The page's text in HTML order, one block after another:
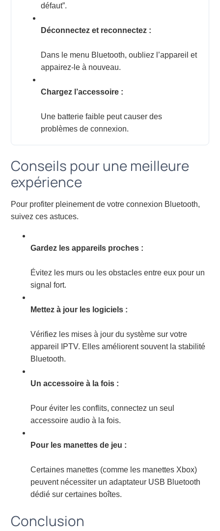
défaut”.
Déconnectez et reconnectez :
Dans le menu Bluetooth, oubliez l’appareil et
appairez-le à nouveau.
Chargez l’accessoire :
Une batterie faible peut causer des
problèmes de connexion.
Conseils pour une meilleure
expérience
Pour profiter pleinement de votre connexion Bluetooth,
suivez ces astuces.
Gardez les appareils proches :
Évitez les murs ou les obstacles entre eux pour un
signal fort.
Mettez à jour les logiciels :
Vérifiez les mises à jour du système sur votre
appareil IPTV. Elles améliorent souvent la stabilité
Bluetooth.
Un accessoire à la fois :
Pour éviter les conflits, connectez un seul
accessoire audio à la fois.
Pour les manettes de jeu :
Certaines manettes (comme les manettes Xbox)
peuvent nécessiter un adaptateur USB Bluetooth
dédié sur certaines boîtes.
Conclusion